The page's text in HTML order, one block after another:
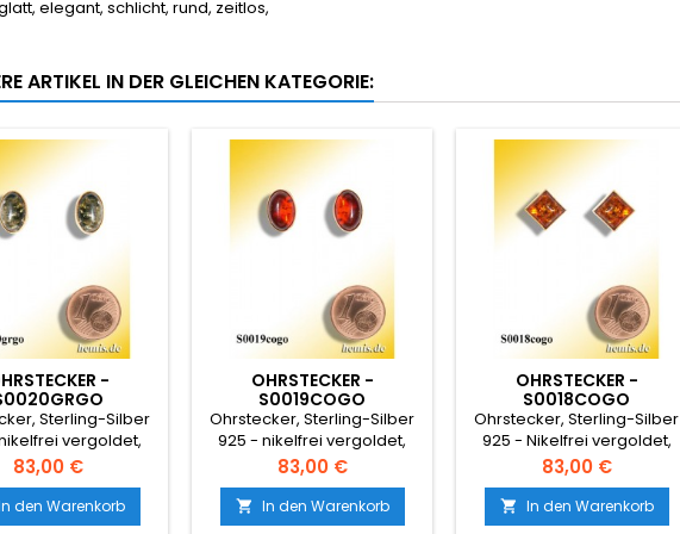
elegant, schlicht, rund, zeitlos,
ARTIKEL IN DER GLEICHEN KATEGORIE:
-
Sterling-Silber
vergoldet,
Preis
83,00 €
den Warenkorb
OHRSTECKER -
S0019COGO
Ohrstecker, Sterling-Silber
925 - nikelfrei vergoldet,
Preis
83,00 €
 In den Warenkorb
OHRSTECKER -
S0018COGO
Ohrstecker, Sterling-Silber
925 - Nikelfrei vergoldet,
Preis
83,00 €
 In den Warenkorb